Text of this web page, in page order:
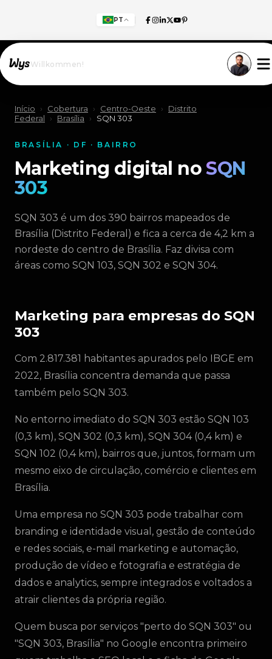
PT
Willkommen!
Início › Cobertura › Centro-Oeste ›
Distrito
Federal
› Brasília › SQN 303
BRASÍLIA · DF · BAIRRO
Marketing digital noSQN
303
SQN 303 é um dos 390 bairros mapeados de
Brasília (Distrito Federal) e fica a cerca de 4,2 km a
nordeste do centro de Brasília. Faz divisa com
áreas como SQN 103, SQN 302 e SQN 304.
Marketing para empresas do SQN
303
Com 2.817.381 habitantes apurados pelo IBGE em
2022, Brasília concentra demanda que passa
também pelo SQN 303.
No entorno imediato do SQN 303 estão SQN 103
(0,3 km), SQN 302 (0,3 km), SQN 304 (0,4 km) e
SQN 102 (0,4 km), bairros que, juntos, formam um
mesmo eixo de circulação, comércio e clientes em
Brasília.
Uma empresa no SQN 303 pode trabalhar com
branding e identidade visual, gestão de conteúdo
e redes sociais, e-mail marketing e automação,
produção de vídeo e fotografia e estratégia de
dados e analytics, sempre integrados e voltados a
atrair clientes da própria região.
Quem busca por serviços "perto do SQN 303" ou
"SQN 303, Brasília" no Google encontra primeiro